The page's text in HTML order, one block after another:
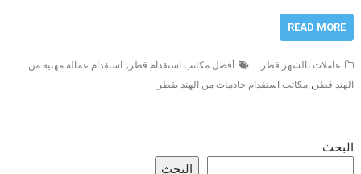
READ MORE
عاملات بالشهر قطر أفضل مكاتب استقدام قطر ,استقدام عمالة مهنية من
الهند قطر ,مكاتب استقدام خادمات من الهند بقطر
البحث
البحث